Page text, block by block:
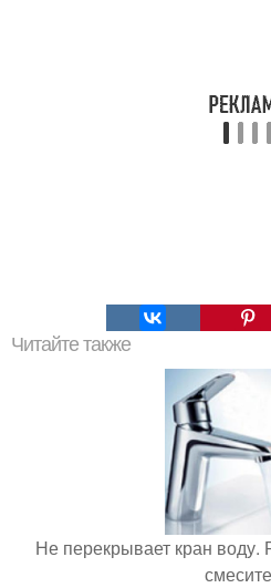
Читайте также
Не перекрывает кран